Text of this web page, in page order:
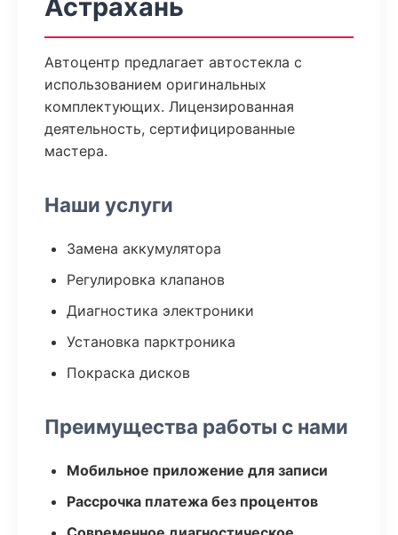
Астрахань
Автоцентр предлагает автостекла с
использованием оригинальных
комплектующих. Лицензированная
деятельность, сертифицированные
мастера.
Наши услуги
Замена аккумулятора
Регулировка клапанов
Диагностика электроники
Установка парктроника
Покраска дисков
Преимущества работы с нами
Мобильное приложение для записи
Рассрочка платежа без процентов